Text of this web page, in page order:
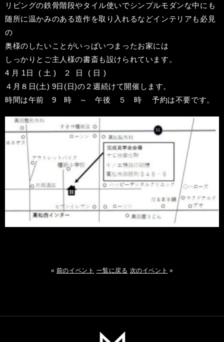
リビングの鉄骨階段やタイル使いでシンプルモダンな中にも
随所に温かみのある造作を取り入れるなどインテリアも必見
の
奥様のしたいことがいっぱいつまったお家には
しっかりとご主人様の書斎も設けられています。
4 月 1 日 ( 土 ) ２ 日 ( 日 )
４月８日(土) 9日 (日)の２週続けて開催します。
時間は午前 9 時 ～ 午後 ５ 時 予約は不要です。
« 前のイベント 一覧に戻る 次のイベント »